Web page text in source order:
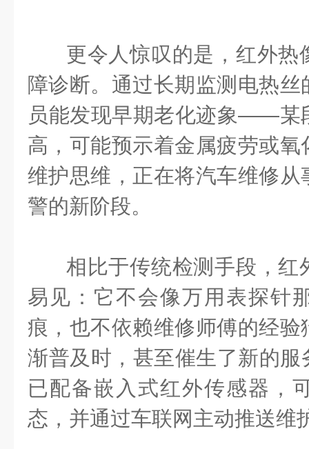
更令人惊叹的是，红外热
障诊断。通过长期监测电热
员能发现早期老化迹象——某
高，可能预示着金属疲劳或
维护思维，正在将汽车维修
警的新阶段。
相比于传统检测手段，红
易见：它不会像万用表探针
痕，也不依赖维修师傅的经
渐普及时，甚至催生了新的
已配备嵌入式红外传感器，
态，并通过车联网主动推送维